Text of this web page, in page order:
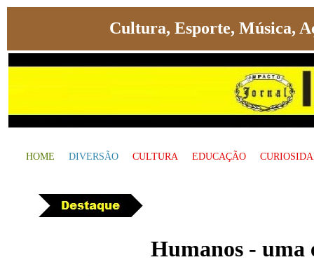
Cultura, Esporte, Música,
HOME DIVERSÃO CULTURA EDUCAÇÃO
Humanos - uma